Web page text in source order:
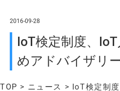
2016-09-28
IoT検定制度、
めアドバイザリ
TOP > ニュース > IoT検定制